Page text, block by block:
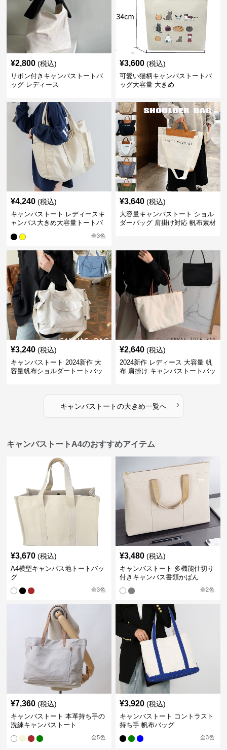
¥2,800 (税込)
リボン付きキャンバストートバ
ッグ レディース
¥3,600 (税込)
可愛い猫柄キャンバストートバ
ッグ大容量 大きめ
¥4,240 (税込)
キャンバストート レディースキ
ャンバス大きめ大容量トートバ
全3色
¥3,640 (税込)
大容量キャンバストート ショル
ダーバッグ 肩掛け対応 帆布素材
¥3,240 (税込)
キャンバストート 2024新作 大
容量帆布ショルダートートバッ
¥2,640 (税込)
2024新作 レディース 大容量 帆
布 肩掛け キャンバストートバッ
キャンバストートの大きめ一覧へ ›
キャンバストートA4のおすすめアイテム
¥3,670 (税込)
A4横型キャンバス地トートバッ
グ
全3色
¥3,480 (税込)
キャンバストート 多機能仕切り
付きキャンバス書類かばん
全2色
¥7,360 (税込)
キャンバストート 本革持ち手の
洗練キャンバストート
全5色
¥3,920 (税込)
キャンバストート コントラスト
持ち手 帆布バッグ
全3色